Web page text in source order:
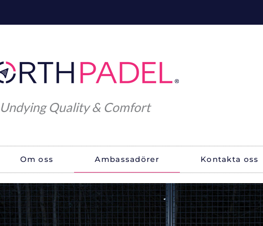
Undying Quality & Comfort
Om oss Ambassadörer Kontakta oss